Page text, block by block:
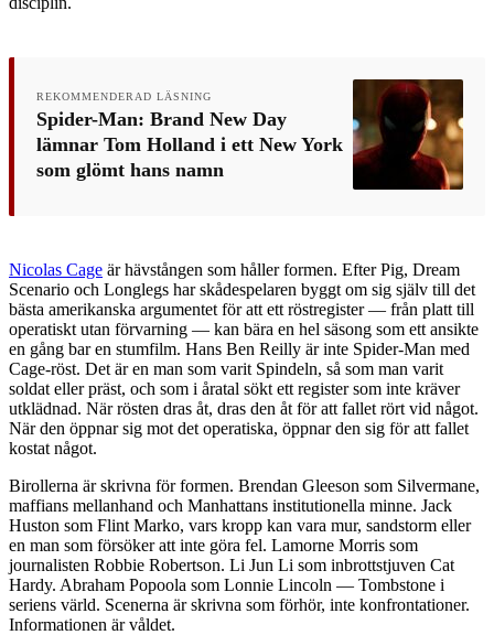
REKOMMENDERAD LÄSNING
Spider-Man: Brand New Day
lämnar Tom Holland i ett New York
som glömt hans namn
Nicolas Cage är hävstången som håller formen. Efter Pig, Dream
Scenario och Longlegs har skådespelaren byggt om sig själv till det
bästa amerikanska argumentet för att ett röstregister — från platt till
operatiskt utan förvarning — kan bära en hel säsong som ett ansikte
en gång bar en stumfilm. Hans Ben Reilly är inte Spider-Man med
Cage-röst. Det är en man som varit Spindeln, så som man varit
soldat eller präst, och som i åratal sökt ett register som inte kräver
utklädnad. När rösten dras åt, dras den åt för att fallet rört vid något.
När den öppnar sig mot det operatiska, öppnar den sig för att fallet
kostat något.
Birollerna är skrivna för formen. Brendan Gleeson som Silvermane,
maffians mellanhand och Manhattans institutionella minne. Jack
Huston som Flint Marko, vars kropp kan vara mur, sandstorm eller
en man som försöker att inte göra fel. Lamorne Morris som
journalisten Robbie Robertson. Li Jun Li som inbrottstjuven Cat
Hardy. Abraham Popoola som Lonnie Lincoln — Tombstone i
seriens värld. Scenerna är skrivna som förhör, inte konfrontationer.
Informationen är våldet.